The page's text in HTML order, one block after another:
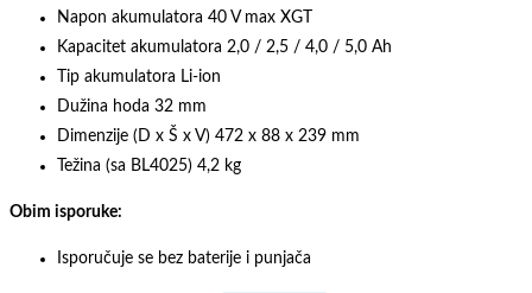
Napon akumulatora 40 V max XGT
Kapacitet akumulatora 2,0 / 2,5 / 4,0 / 5,0 Ah
Tip akumulatora Li-ion
Dužina hoda 32 mm
Dimenzije (D x Š x V) 472 x 88 x 239 mm
Težina (sa BL4025) 4,2 kg
Obim isporuke:
Isporučuje se bez baterije i punjača